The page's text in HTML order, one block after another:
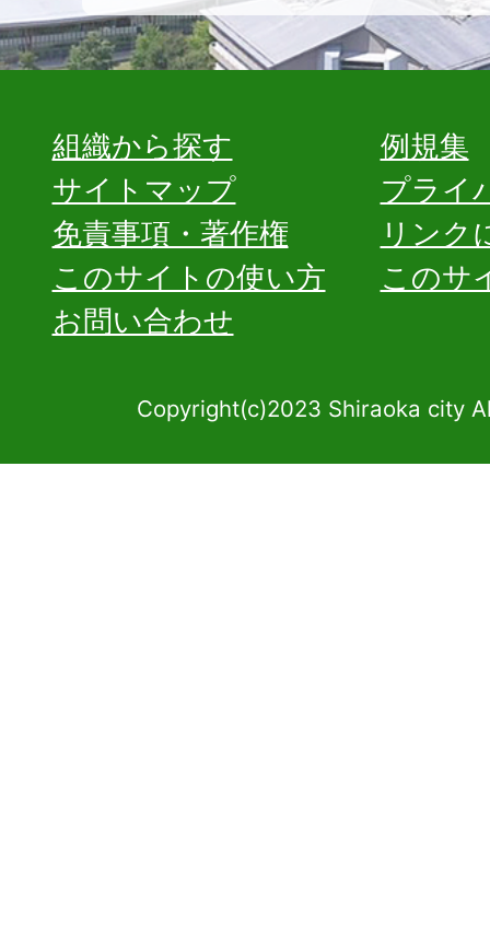
組織から探す
例規集
サイトマップ
プライ
免責事項・著作権
リンク
このサイトの使い方
このサ
お問い合わせ
Copyright(c)2023 Shiraoka city